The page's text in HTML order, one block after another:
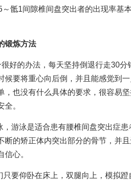
骶1间隙椎间盘突出者的出现率基
锻炼方法
的办法，每天坚持倒退行走30分
候要将重心向后倒，并且能感觉到
，也没有什么具体的要求，很容易
。
泳是适合患有腰椎间盘突出症患
断的矫正体内突出部分的骨节，并
心。
仰卧在床上，双腿向上，模拟蹬